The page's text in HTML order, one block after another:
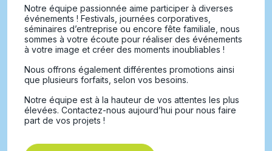
Notre équipe passionnée aime participer à diverses
événements ! Festivals, journées corporatives,
séminaires d’entreprise ou encore fête familiale, nous
sommes à votre écoute pour réaliser des événements
à votre image et créer des moments inoubliables !
Nous offrons également différentes promotions ainsi
que plusieurs forfaits, selon vos besoins.
Notre équipe est à la hauteur de vos attentes les plus
élevées. Contactez-nous aujourd’hui pour nous faire
part de vos projets !